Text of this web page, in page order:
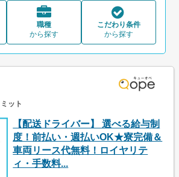
職種
から探す
こだわり条件
から探す
ット
【配送ドライバー】 選べる給与制
度！前払い・週払いOK★寮完備＆
車両リース代無料！ロイヤリテ
ィ・手数料...